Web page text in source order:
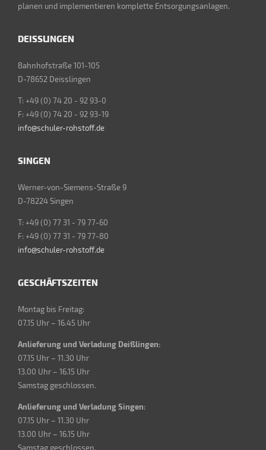
planen und implementieren komplette Entsorgungsanlagen.
DEISSLINGEN
Bahnhofstraße 101-105
D-78652 Deisslingen
T: +49 (0) 74 20 - 92 93-0
F: +49 (0) 74 20 - 92 93-19
info@schuler-rohstoff.de
SINGEN
Werner-von-Siemens-Straße 9
D-78224 Singen
T: +49 (0) 77 31 - 79 77-60
F: +49 (0) 77 31 - 79 77-80
info@schuler-rohstoff.de
GESCHÄFTSZEITEN
Montag bis Freitag:
07.15 Uhr – 16.45 Uhr
Anlieferung und Verladung Deißlingen:
07.15 Uhr – 11.30 Uhr
13.00 Uhr – 16.15 Uhr
Samstag geschlossen.
Anlieferung und Verladung Singen:
07.15 Uhr – 11.30 Uhr
13.00 Uhr – 16.15 Uhr
Samstag geschlossen.